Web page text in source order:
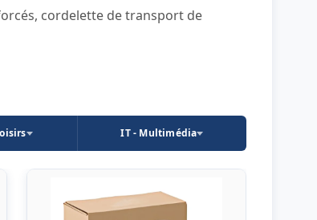
cordelette de transport de
IT - Multimédia